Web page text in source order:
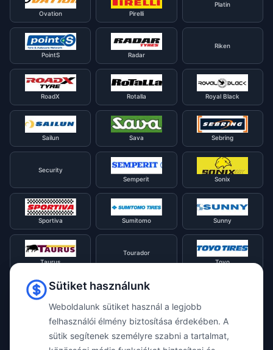
Ovation Pirelli
Platin
PointS Radar
Riken
RoadX Rotalla Royal Black
Sailun Sava Sebring
Security
Semperit
Sonix
Sportiva Sumitomo Sunny
Taurus
Tourador
Toyo
Tracmax
Triangle
Viking Voyager
Sütiket használunk
Weboldalunk sütiket használ a legjobb
felhasználói élmény biztosítása érdekében. A
sütik segítenek személyre szabni a tartalmat,